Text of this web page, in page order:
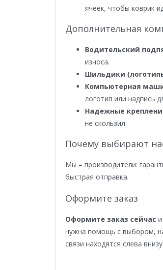
ячеек, чтобы коврик
Дополнительная
Водительский
износа.
Шильдики
Компьютерная
логотип или надпись
Надежные
не скользил.
Почему выбирают
Мы – производители:
быстрая отправка.
Оформите заказ
Оформите заказ сейчас
нужна помощь с выбором,
связи находятся слева внизу.